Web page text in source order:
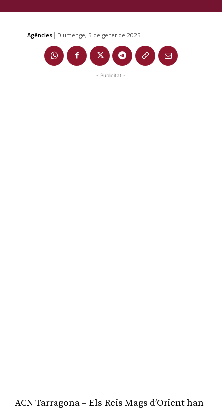
Agències | Diumenge, 5 de gener de 2025
- Publicitat -
ACN Tarragona – Els Reis Mags d’Orient han